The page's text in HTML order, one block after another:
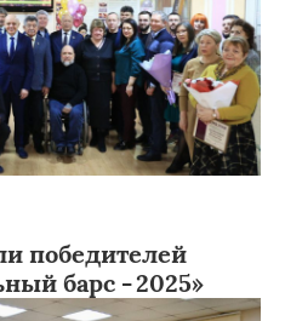
победителей
барс - 2025»